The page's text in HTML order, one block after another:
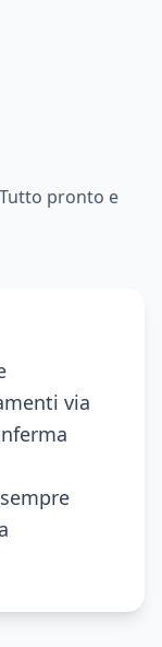
pronto e
via